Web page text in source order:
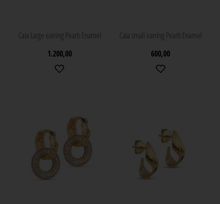
Caia Large earring Pearls Enamel
1.200,00
Caia small earring Pearls Enamel
600,00